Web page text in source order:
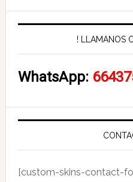
! LLAMANOS
WhatsApp:
[custom-skins-contact-